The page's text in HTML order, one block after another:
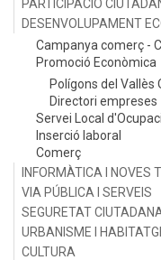
PARTICIPACIÓ
DESENVOLUPAMENT
Campanya comerç -
Promoció Econòmica
Polígons del Vallès
Directori empreses
Servei Local
Inserció laboral
Comerç
INFORMÀTICA I NOVES
VIA PÚBLICA I SERVEIS
SEGURETAT
URBANISME I
CULTURA